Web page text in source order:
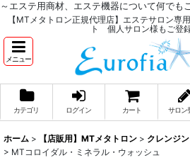
～エステ用商材、エステ機器について何でも
【MTメタトロン正規代理店】エステサロン
ト 個人サロン様もご登
メニュー
カテゴリ ログイン カート サロン
ホーム > 【店販用】MTメタトロン > クレンジ
> MTコロイダル・ミネラル・ウォッシュ